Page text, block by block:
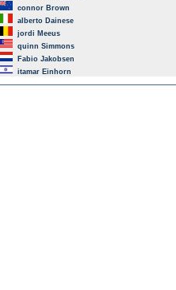
connor Brown
alberto Dainese
jordi Meeus
quinn Simmons
Fabio Jakobsen
itamar Einhorn